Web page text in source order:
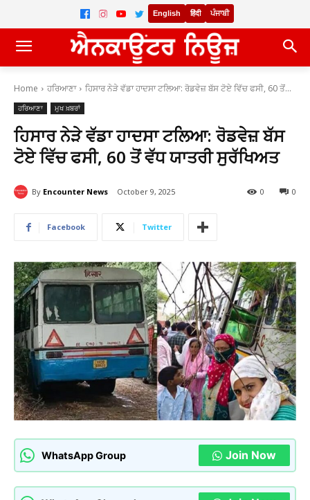
English हिंदी ਪੰਜਾਬੀ
Home ਹਰਿਆਣਾ ਹਿਸਾਰ ਨੇੜੇ ਵੱਡਾ ਹਾਦਸਾ ਟਲਿਆ: ਰੋਡਵੇਜ਼ ਬੱਸ ਟੋਏ ਵਿੱਚ ਫਸੀ, 60 ਤੋਂ...
ਹਰਿਆਣਾ ਮੁਖ ਖ਼ਬਰਾਂ
ਹਿਸਾਰ ਨੇੜੇ ਵੱਡਾ ਹਾਦਸਾ ਟਲਿਆ: ਰੋਡਵੇਜ਼ ਬੱਸ
ਟੋਏ ਵਿੱਚ ਫਸੀ, 60 ਤੋਂ ਵੱਧ ਯਾਤਰੀ ਸੁਰੱਖਿਅਤ
By Encounter News October 9, 2025 0
0
Facebook Twitter
WhatsApp Group Join Now